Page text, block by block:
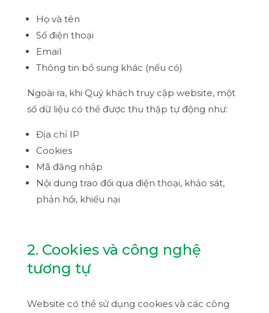
Họ và tên
Số điện thoại
Email
Thông tin bổ sung khác (nếu có)
Ngoài ra, khi Quý khách truy cập website, một
số dữ liệu có thể được thu thập tự động như:
Địa chỉ IP
Cookies
Mã đăng nhập
Nội dung trao đổi qua điện thoại, khảo sát,
phản hồi, khiếu nại
2. Cookies và công nghệ
tương tự
Website có thể sử dụng cookies và các công